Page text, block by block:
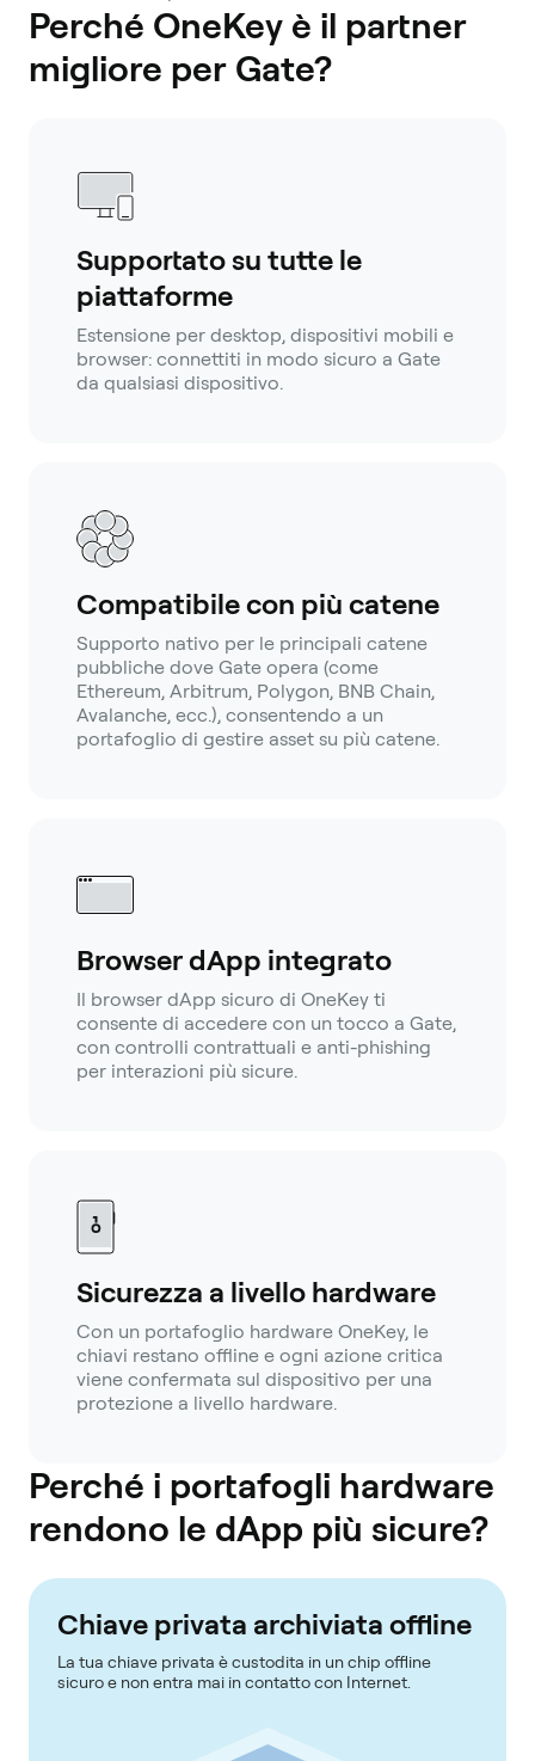
Perché OneKey è il partner
migliore per Gate?
Supportato su tutte le
piattaforme
Estensione per desktop, dispositivi mobili e
browser: connettiti in modo sicuro a Gate
da qualsiasi dispositivo.
Compatibile con più catene
Supporto nativo per le principali catene
pubbliche dove Gate opera (come
Ethereum, Arbitrum, Polygon, BNB Chain,
Avalanche, ecc.), consentendo a un
portafoglio di gestire asset su più catene.
Browser dApp integrato
Il browser dApp sicuro di OneKey ti
consente di accedere con un tocco a Gate,
con controlli contrattuali e anti-phishing
per interazioni più sicure.
Sicurezza a livello hardware
Con un portafoglio hardware OneKey, le
chiavi restano offline e ogni azione critica
viene confermata sul dispositivo per una
protezione a livello hardware.
Perché i portafogli hardware
rendono le dApp più sicure?
Chiave privata archiviata offline
La tua chiave privata è custodita in un chip offline
sicuro e non entra mai in contatto con Internet.